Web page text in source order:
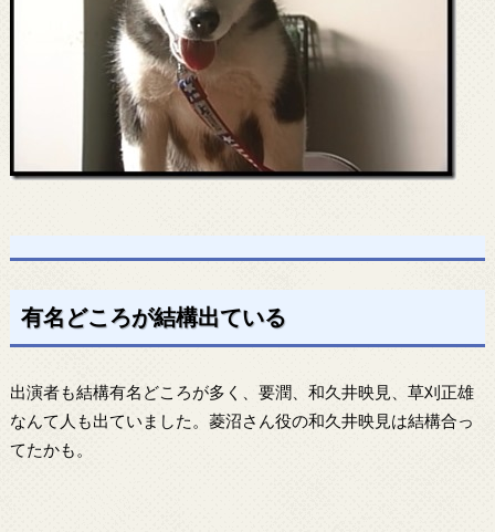
有名どころが結構出ている
出演者も結構有名どころが多く、要潤、和久井映見、草刈正雄
なんて人も出ていました。菱沼さん役の和久井映見は結構合っ
てたかも。